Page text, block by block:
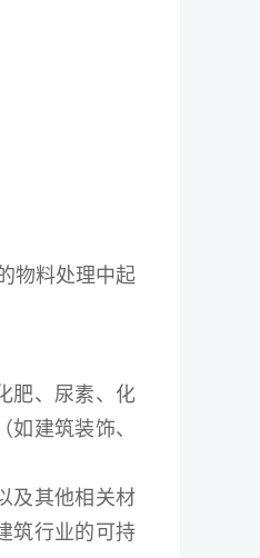
物料处理中起
肥、尿素、化
建筑装饰、
及其他相关材
筑行业的可持